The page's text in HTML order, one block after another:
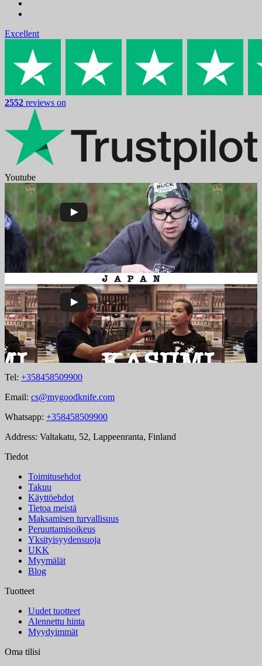
Excellent
2552 reviews on
Youtube
Tel: +358458509900
Email: cs@mygoodknife.com
Whatsapp: +358458509900
Address: Valtakatu, 52, Lappeenranta, Finland
Tiedot
Toimitusehdot
Takuu
Käyttöehdot
Tietoa meistä
Maksamisen turvallisuus
Peruuttamisoikeus
Yksityisyydensuoja
UKK
Myymälät
Blog
Tuotteet
Uudet tuotteet
Alennettu hinta
Myydyimmät
Oma tilisi